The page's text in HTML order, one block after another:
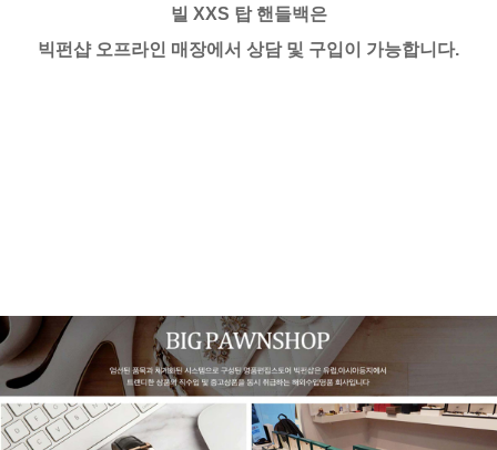
빌 XXS 탑 핸들백은
빅펀샵 오프라인 매장에서 상담 및 구입이 가능합니다.